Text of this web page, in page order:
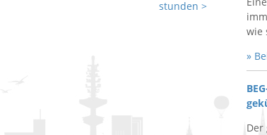
stunden >
wie
»
Der